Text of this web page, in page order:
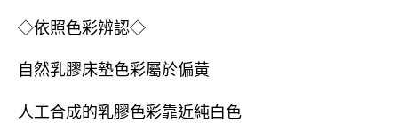
◇依照色彩辨認◇
自然乳膠床墊色彩屬於偏黃
人工合成的乳膠色彩靠近純白色